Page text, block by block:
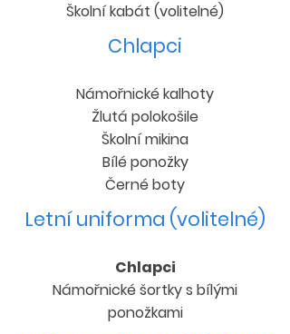
Školní kabát (volitelné)
Chlapci
Námořnické kalhoty
Žlutá polokošile
Školní mikina
Bílé ponožky
Černé boty
Letní uniforma (volitelné)
Chlapci
Námořnické šortky s bílými
ponožkami